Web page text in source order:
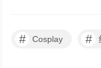
# Cosplay #